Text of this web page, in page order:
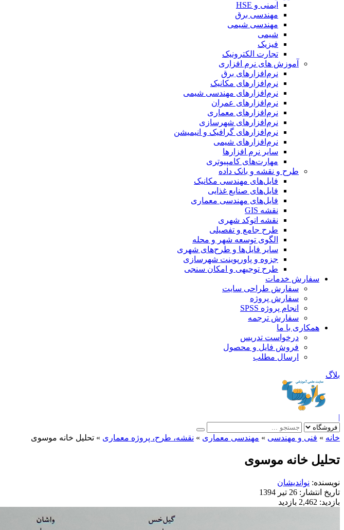
ایمنی و HSE
مهندسی برق
مهندسی شیمی
شیمی
فیزیک
تجارت الکترونیک
آموزش های نرم افزاری
نرم‌افزارهای برق
نرم‌افزارهای مکانیک
نرم‌افزارهای مهندسی شیمی
نرم‌افزارهای عمران
نرم‌افزارهای معماری
نرم‌افزارهای شهرسازی
نرم‌افزارهای گرافیک و انیمیشن
نرم‌افزارهای شیمی
سایر نرم افزارها
مهارت‌های کامپیوتری
طرح و نقشه و بانک داده
فایل‌های مهندسی مکانیک
فایل‌های صنایع غذایی
فایل‌های مهندسی معماری
نقشه GIS
نقشه اتوکد شهری
طرح جامع و تفصیلی
الگوی توسعه شهر و محله
سایر فایل‌ها و طرح‌های شهری
جزوه و پاورپوینت شهرسازی
طرح توجیهی و امکان سنجی
سفارش خدمات
سفارش طراحی سایت
سفارش پروژه
انجام پروژه SPSS
سفارش ترجمه
همکاری با ما
درخواست تدریس
فروش فایل و محصول
ارسال مطلب
بلاگ
|
خانه » فنی و مهندسی » مهندسی معماری » نقشه، طرح، پروژه معماری » تحلیل خانه موسوی
تحلیل خانه موسوی
نویسنده: نواندیشان
تاریخ انتشار: 26 تیر 1394
بازدید: 2,462 بازدید